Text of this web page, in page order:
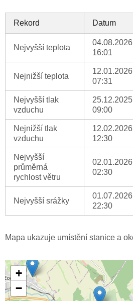
Rekord Datum
Nejvyšší teplota
04.08.2026
16:01
Nejnižší teplota
12.01.2026
07:31
Nejvyšší tlak
vzduchu
25.12.2025
09:00
Nejnižší tlak
vzduchu
12.02.2026
12:30
Nejvyšší
průměrná
rychlost větru
02.01.2026
02:30
Nejvyšší srážky
01.07.2026
22:30
Mapa ukazuje umístění stanice a
+
−